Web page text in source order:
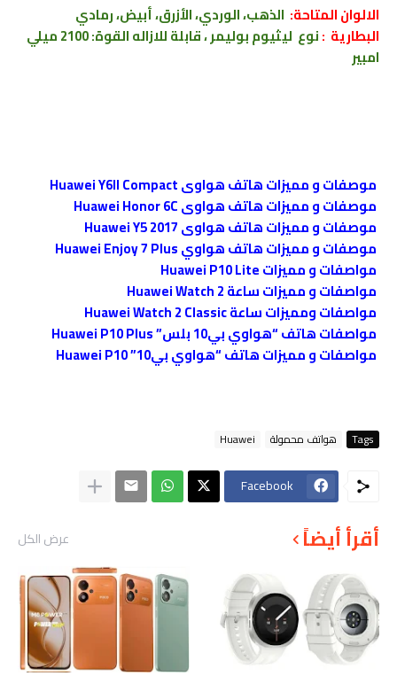
الالوان المتاحة: الذهب، الوردي، الأزرق، أبيض، رمادي
البطارية :
نوع ليثيوم بوليمر ، قابلة للازاله القوة: 2100 ميلي
امبير
موصفات و مميزات هاتف هواوى Huawei Y6II Compact
موصفات و مميزات هاتف هواوى Huawei Honor 6C
موصفات و مميزات هاتف هواوى Huawei Y5 2017
موصفات و مميزات هاتف هواوي Huawei Enjoy 7 Plus
مواصفات و مميزات Huawei P10 Lite
مواصفات و مميزات ساعة Huawei Watch 2
مواصفات ومميزات ساعة Huawei Watch 2 Classic
مواصفات هاتف “هواوي بي10 بلس” Huawei P10 Plus
مواصفات و مميزات هاتف “هواوي بي10” Huawei P10
Tags هواتف محمولة Huawei
Facebook
أقرأ أيضاً عرض الكل